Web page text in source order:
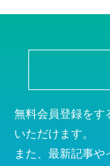
無料会員登録をす
いただけます。
また、最新記事